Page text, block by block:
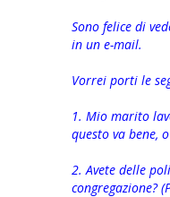
Sono felice di
in un e-mail.
Vorrei porti le
1. Mio marito
questo va bene,
2. Avete delle
congregazione?